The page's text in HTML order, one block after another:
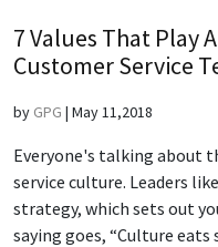
7 Values That Play
Customer Service
by GPG | May 11,2018
Everyone's talking about
service culture. Leaders
strategy, which sets out
saying goes, “Culture